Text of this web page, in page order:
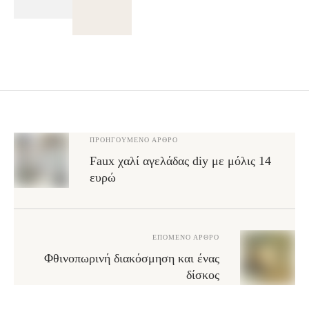
ΠΡΟΗΓΟΎΜΕΝΟ ΆΡΘΡΟ
Faux χαλί αγελάδας diy με μόλις 14
ευρώ
ΕΠΌΜΕΝΟ ΆΡΘΡΟ
Φθινοπωρινή διακόσμηση και ένας
δίσκος